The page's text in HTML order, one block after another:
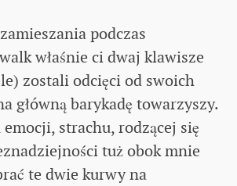
podczas
właśnie ci dwaj klawisze
zostali odcięci od swoich
główną barykadę towarzyszy.
strachu, rodzącej się
tuż obok mnie
te dwie kurwy na